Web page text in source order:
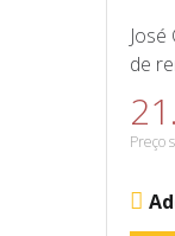
de
Preço